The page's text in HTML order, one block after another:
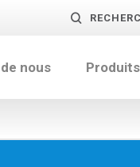
nous Produits